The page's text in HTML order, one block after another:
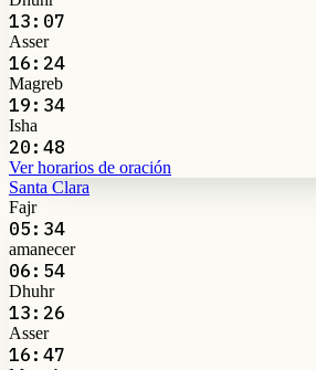
13:07
Asser
16:24
Magreb
19:34
Isha
20:48
Ver horarios de oración
Santa Clara
Fajr
05:34
amanecer
06:54
Dhuhr
13:26
Asser
16:47